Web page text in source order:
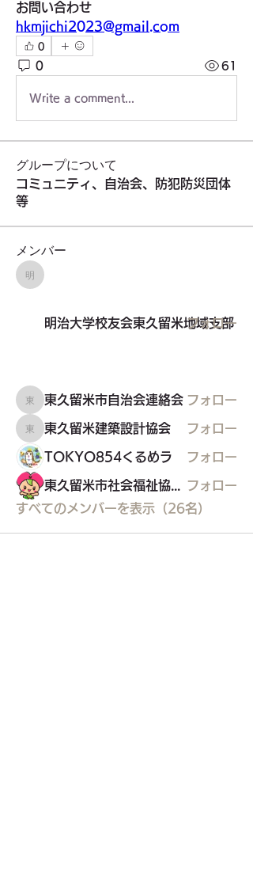
お問い合わせ
hkmjichi2023@gmail.com
0
0 61
Write a comment...
グループについて
コミュニティ、自治会、防犯防災団体
等
メンバー
明治大学校友会東久留米地域支部
明治大学校友会東久留米地域支部
フォロー
東久留米市自治会連絡会
東久留米市自治会連絡会 フォロー
東久留米建築設計協会
東久留米建築設計協会 フォロー
TOKYO854くるめラ フォロー
フォロー
すべてのメンバーを表示（26名）